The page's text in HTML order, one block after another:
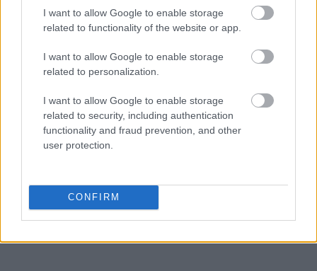
I want to allow Google to enable storage
related to functionality of the website or app.
I want to allow Google to enable storage
related to personalization.
I want to allow Google to enable storage
related to security, including authentication
functionality and fraud prevention, and other
user protection.
CONFIRM